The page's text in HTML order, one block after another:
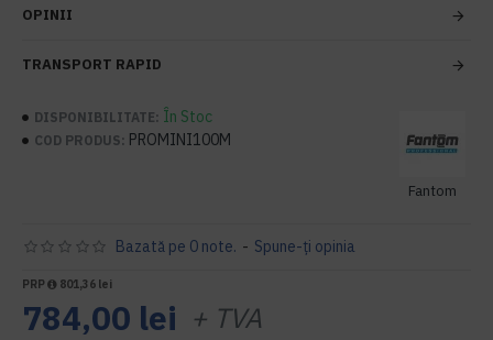
OPINII
TRANSPORT RAPID
DISPONIBILITATE: În Stoc
COD PRODUS: PROMINI100M
Fantom
Bazată pe 0 note. - Spune-ţi opinia
PRP 801,36 lei
784,00 lei + TVA